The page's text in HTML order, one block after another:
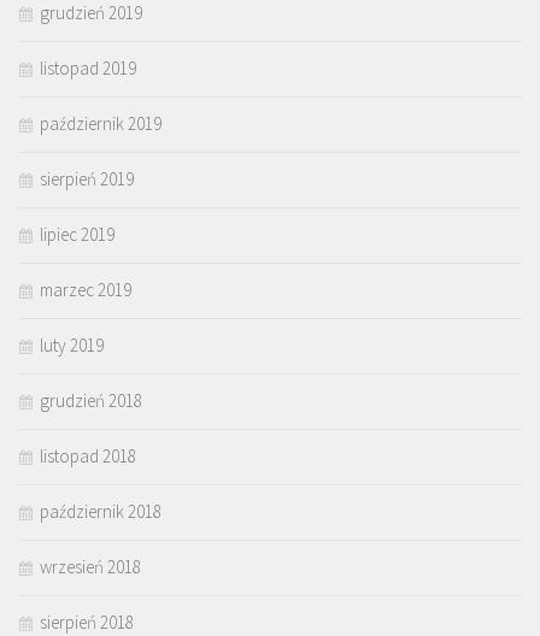
grudzień 2019
listopad 2019
październik 2019
sierpień 2019
lipiec 2019
marzec 2019
luty 2019
grudzień 2018
listopad 2018
październik 2018
wrzesień 2018
sierpień 2018